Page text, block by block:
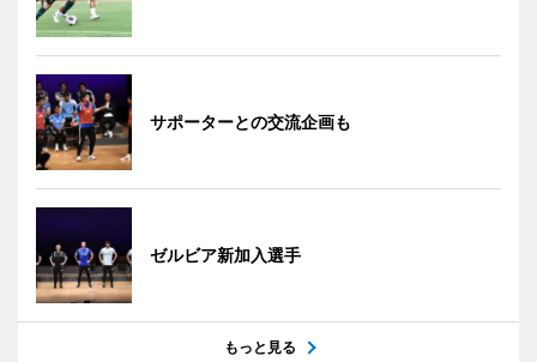
サポーターとの交流企画も
ゼルビア新加入選手
もっと見る